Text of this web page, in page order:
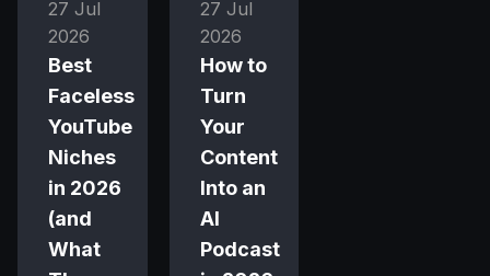
27 Jul
2026
Best
Faceless
YouTube
Niches
in 2026
(and
What
27 Jul
2026
How to
Turn
Your
Content
Into an
AI
Podcast